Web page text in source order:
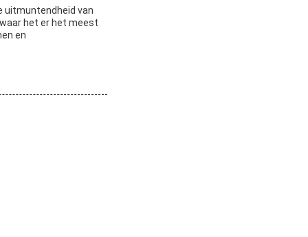
uitmuntendheid van
het er het meest
en